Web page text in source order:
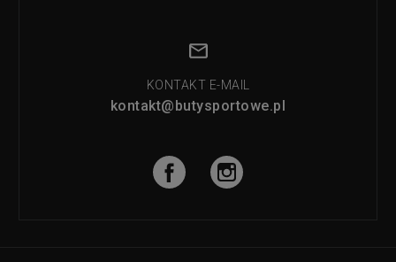
KONTAKT E-MAIL
kontakt@butysportowe.pl